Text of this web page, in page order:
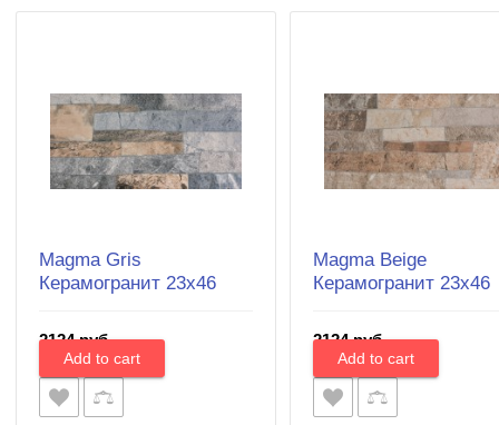
Magma Gris
Керамогранит 23x46
2124 руб.
Magma Beige
Керамогранит 23x46
2124 руб.